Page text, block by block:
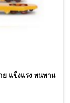
ย แข็งแรง ทนทาน